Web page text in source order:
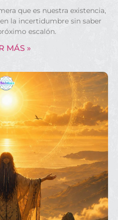
que es nuestra existencia,
la incertidumbre sin saber
escalón.
MÁS »